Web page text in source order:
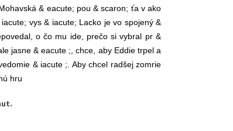
& eacute; pou & scaron; ťa v ako
vys & iacute; Lacko je vo spojený &
o čo mu ide, prečo si vybral pr &
jasne & eacute ;, chce, aby Eddie trpel a
& iacute ;. Aby chcel radšej zomrie
hru